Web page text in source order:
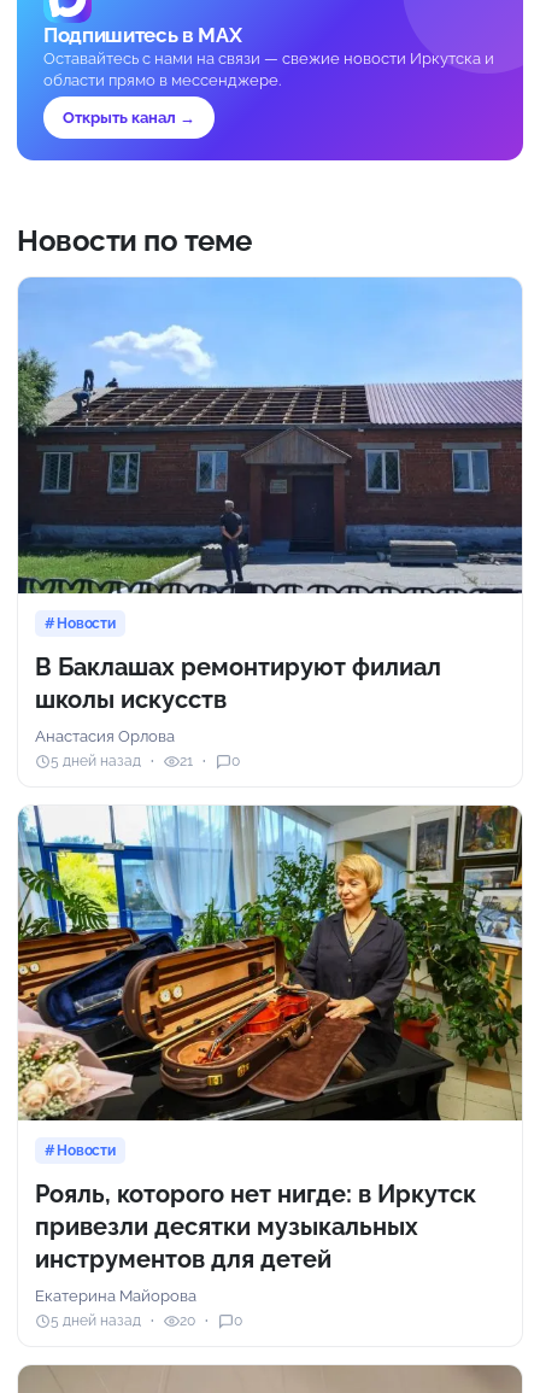
Подпишитесь в MAX
Оставайтесь с нами на связи — свежие новости Иркутска и
области прямо в мессенджере.
Открыть канал →
Новости по теме
Новости
В Баклашах ремонтируют филиал
школы искусств
Анастасия Орлова
5 дней назад 21 0
Новости
Рояль, которого нет нигде: в Иркутск
привезли десятки музыкальных
инструментов для детей
Екатерина Майорова
5 дней назад 20 0